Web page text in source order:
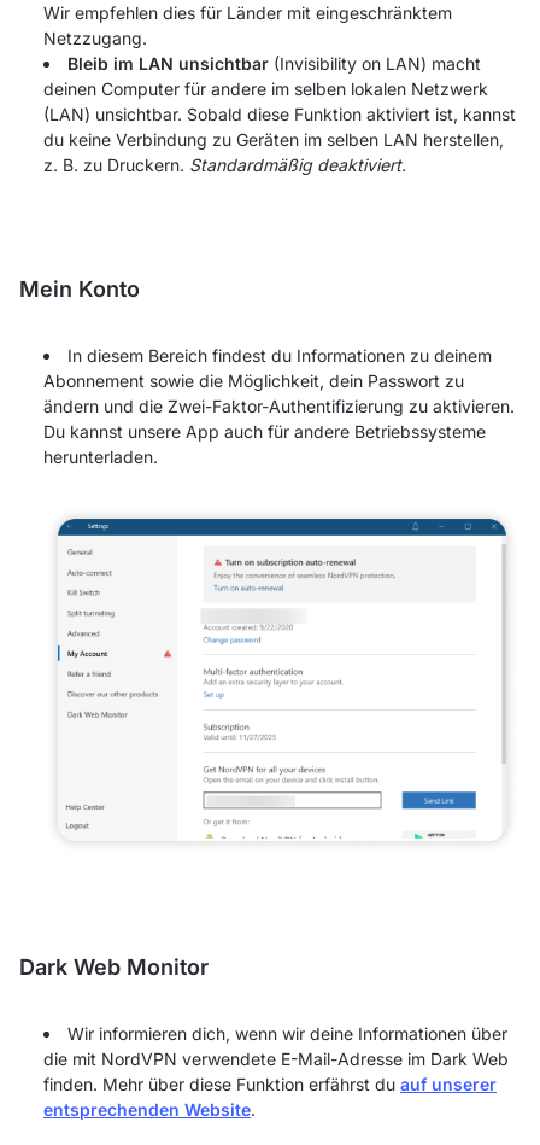
Wir empfehlen dies für Länder mit eingeschränktem
Netzzugang.
Bleib im LAN unsichtbar (Invisibility on LAN) macht
deinen Computer für andere im selben lokalen Netzwerk
(LAN) unsichtbar. Sobald diese Funktion aktiviert ist, kannst
du keine Verbindung zu Geräten im selben LAN herstellen,
z. B. zu Druckern. Standardmäßig deaktiviert.
Mein Konto
In diesem Bereich findest du Informationen zu deinem
Abonnement sowie die Möglichkeit, dein Passwort zu
ändern und die Zwei-Faktor-Authentifizierung zu aktivieren.
Du kannst unsere App auch für andere Betriebssysteme
herunterladen.
Dark Web Monitor
Wir informieren dich, wenn wir deine Informationen über
die mit NordVPN verwendete E-Mail-Adresse im Dark Web
finden. Mehr über diese Funktion erfährst du auf unserer
entsprechenden Website.